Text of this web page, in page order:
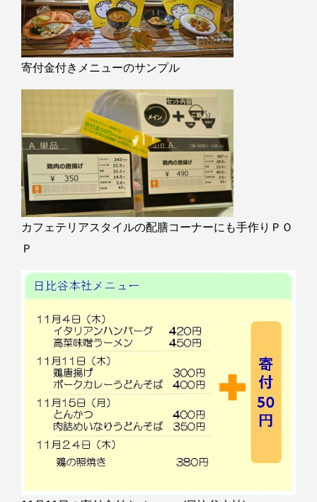
寄付金付きメニューのサンプル
カフェテリアスタイルの配膳コーナーにも手作りＰＯ
Ｐ